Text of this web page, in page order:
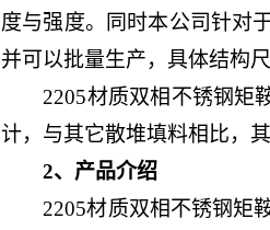
度与强度。同时本公司针对
并可以批量生产，具体结构
2205材质双相不锈钢矩鞍
计，与其它散堆填料相比，
2、产品介绍
2205材质双相不锈钢矩鞍